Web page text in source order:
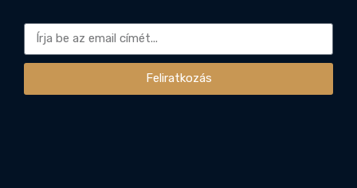
Feliratkozás